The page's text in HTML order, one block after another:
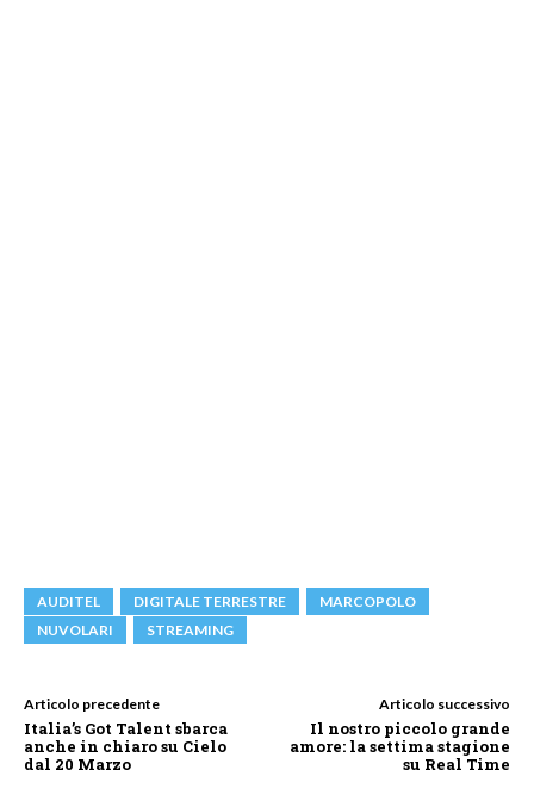
AUDITEL DIGITALE TERRESTRE
MARCOPOLO
NUVOLARI
STREAMING
Articolo precedente
Italia’s Got Talent sbarca
anche in chiaro su Cielo
dal 20 Marzo
Articolo successivo
Il nostro piccolo grande
amore: la settima stagione
su Real Time